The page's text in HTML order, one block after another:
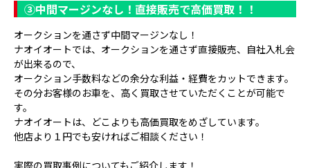
③中間マージンなし！直接販売で高価買取！！
オークションを通さず中間マージンなし！
ナオイオートでは、オークションを通さず直接販売、自社入札会
が出来るので、
オークション手数料などの余分な利益・経費をカットできます。
その分お客様のお車を、高く買取させていただくことが可能で
す。
ナオイオートは、どこよりも高価買取をめざしています。
他店より１円でも安ければご相談ください！